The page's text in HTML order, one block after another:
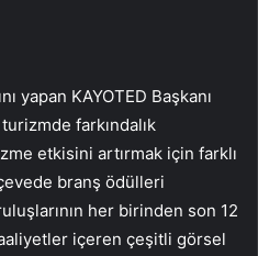
yapan KAYOTED Başkanı
farkındalık
etkisini artırmak için farklı
branş ödülleri
her birinden son 12
içeren çeşitli görsel